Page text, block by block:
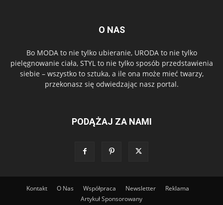
O NAS
Bo MODA to nie tylko ubieranie, URODA to nie tylko
pielęgnowanie ciała, STYL to nie tylko sposób przedstawienia
siebie – wszystko to sztuka, a ile ona może mieć twarzy,
przekonasz się odwiedzając nasz portal.
PODĄŻAJ ZA NAMI
Kontakt O Nas Współpraca Newsletter
Reklama
Artykuł Sponsorowany